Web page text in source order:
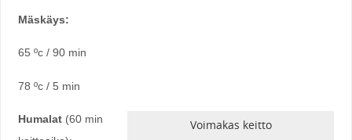
Mäskäys:
65 ºc / 90 min
78 ºc / 5 min
Voimakas keitto
Humalat (60 min